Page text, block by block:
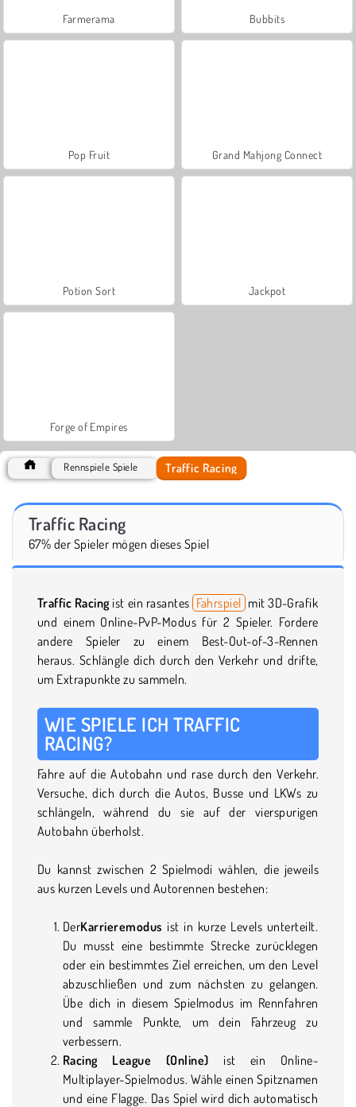
Farmerama Bubbits
Pop Fruit Grand Mahjong Connect
Potion Sort Jackpot
Forge of Empires
Rennspiele Spiele Traffic Racing
Traffic Racing
67% der Spieler mögen dieses Spiel
Traffic Racingist ein rasantes Fahrspiel mit 3D-Grafik
und einem Online-PvP-Modus für 2 Spieler. Fordere
andere Spieler zu einem Best-Out-of-3-Rennen
heraus. Schlängle dich durch den Verkehr und drifte,
um Extrapunkte zu sammeln.
WIE SPIELE ICH TRAFFIC
RACING?
Fahre auf die Autobahn und rase durch den Verkehr.
Versuche, dich durch die Autos, Busse und LKWs zu
schlängeln, während du sie auf der vierspurigen
Autobahn überholst.
Du kannst zwischen 2 Spielmodi wählen, die jeweils
aus kurzen Levels und Autorennen bestehen:
DerKarrieremodus ist in kurze Levels unterteilt.
Du musst eine bestimmte Strecke zurücklegen
oder ein bestimmtes Ziel erreichen, um den Level
abzuschließen und zum nächsten zu gelangen.
Übe dich in diesem Spielmodus im Rennfahren
und sammle Punkte, um dein Fahrzeug zu
verbessern.
Racing League (Online) ist ein Online-
Multiplayer-Spielmodus. Wähle einen Spitznamen
und eine Flagge. Das Spiel wird dich automatisch